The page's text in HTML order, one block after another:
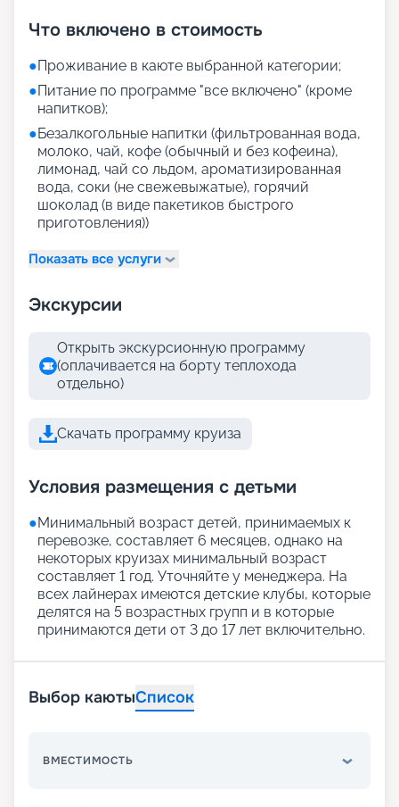
Что включено в стоимость
●Проживание в каюте выбранной категории;
●Питание по программе "все включено" (кроме
напитков);
●Безалкогольные напитки (фильтрованная вода,
молоко, чай, кофе (обычный и без кофеина),
лимонад, чай со льдом, ароматизированная
вода, соки (не свежевыжатые), горячий
шоколад (в виде пакетиков быстрого
приготовления))
Показать все услуги
Экскурсии
Открыть экскурсионную программу
(оплачивается на борту теплохода
отдельно)
Скачать программу круиза
Условия размещения с детьми
●Минимальный возраст детей, принимаемых к
перевозке, составляет 6 месяцев, однако на
некоторых круизах минимальный возраст
составляет 1 год. Уточняйте у менеджера. На
всех лайнерах имеются детские клубы, которые
делятся на 5 возрастных групп и в которые
принимаются дети от 3 до 17 лет включительно.
Выбор каютыСписок
ВМЕСТИМОСТЬ